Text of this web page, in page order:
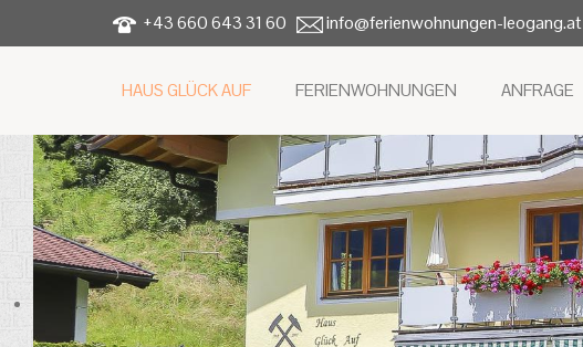
+43 660 643 31 60 info@ferienwohnungen-leogang.at
HAUS GLÜCK AUF FERIENWOHNUNGEN ANFRAGE